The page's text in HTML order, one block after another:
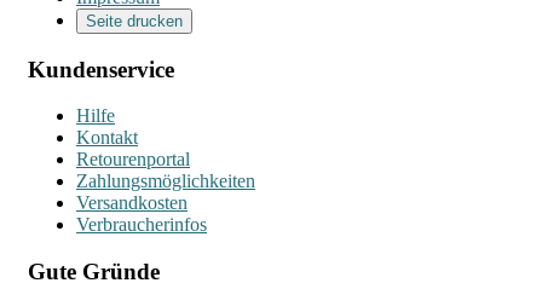
Seite drucken
Kundenservice
Hilfe
Kontakt
Retourenportal
Zahlungsmöglichkeiten
Versandkosten
Verbraucherinfos
Gute Gründe